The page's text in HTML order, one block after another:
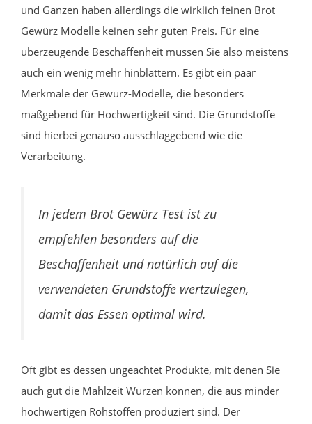
und Ganzen haben allerdings die wirklich feinen Brot
Gewürz Modelle keinen sehr guten Preis. Für eine
überzeugende Beschaffenheit müssen Sie also meistens
auch ein wenig mehr hinblättern. Es gibt ein paar
Merkmale der Gewürz-Modelle, die besonders
maßgebend für Hochwertigkeit sind. Die Grundstoffe
sind hierbei genauso ausschlaggebend wie die
Verarbeitung.
In jedem Brot Gewürz Test ist zu
empfehlen besonders auf die
Beschaffenheit und natürlich auf die
verwendeten Grundstoffe wertzulegen,
damit das Essen optimal wird.
Oft gibt es dessen ungeachtet Produkte, mit denen Sie
auch gut die Mahlzeit Würzen können, die aus minder
hochwertigen Rohstoffen produziert sind. Der